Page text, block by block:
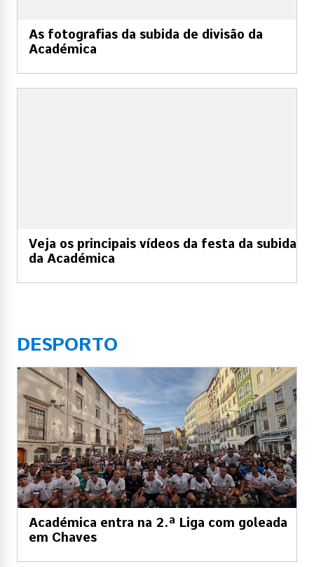
As fotografias da subida de divisão da
Académica
Veja os principais vídeos da festa da subida
da Académica
DESPORTO
Académica entra na 2.ª Liga com goleada
em Chaves